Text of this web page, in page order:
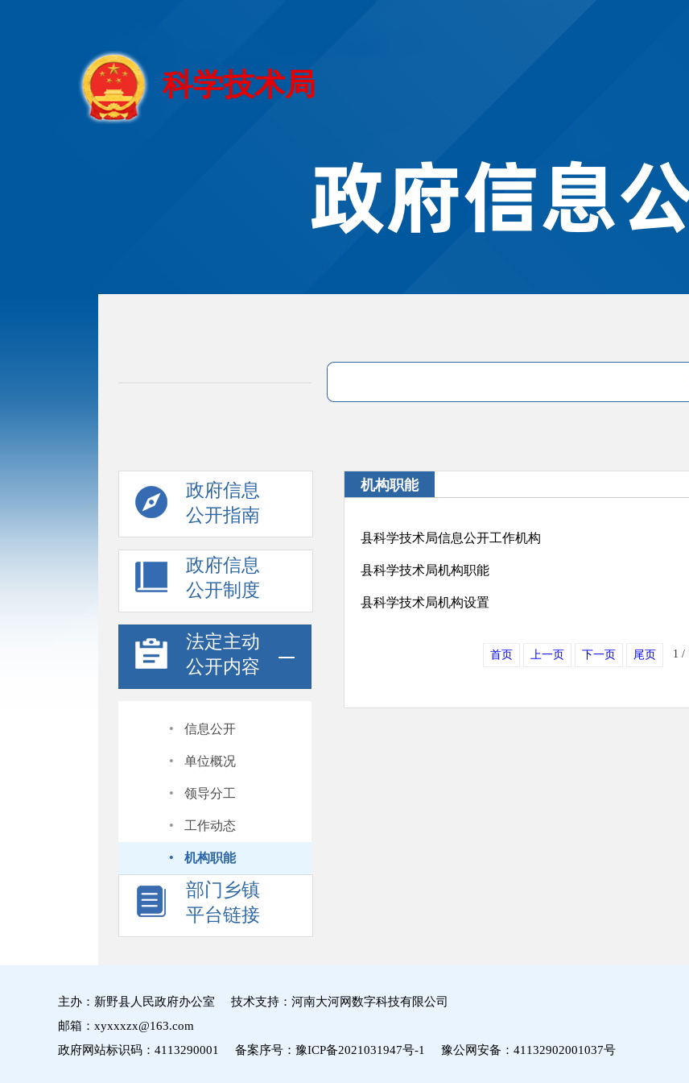
科学技术局
政府信息
公开指南
政府信息
公开制度
法定主动
公开内容
· 信息公开
· 单位概况
· 领导分工
· 工作动态
· 机构职能
部门乡镇
平台链接
机构职能
县科学技术局信息公开工作机构
县科学技术局机构职能
县科学技术局机构设置
首页 上一页 下一页 尾页 1 /
主办：新野县人民政府办公室 技术支持：河南大河网数字科技有限公司
邮箱：xyxxxzx@163.com
政府网站标识码：4113290001 备案序号： 豫ICP备2021031947号-1 豫公网安备： 41132902001037号